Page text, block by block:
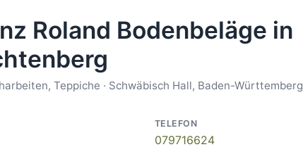
Roland Bodenbeläge in
Teppiche · Schwäbisch Hall, Baden-Württemberg
TELEFON
079716624